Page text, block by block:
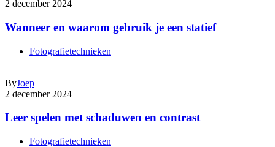
2 december 2024
Wanneer en waarom gebruik je een statief
Fotografietechnieken
ByJoep
2 december 2024
Leer spelen met schaduwen en contrast
Fotografietechnieken